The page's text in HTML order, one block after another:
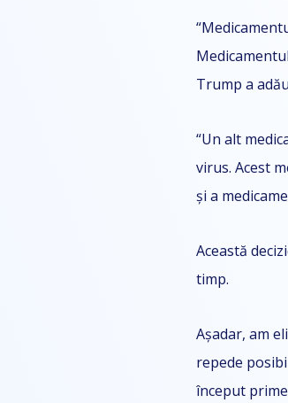
Trump a
“Un alt
virus. Acest
și a
Această
timp.
Așadar, am
repede
început